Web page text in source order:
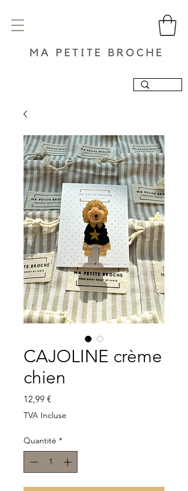
CAJOLINE crème
chien
12,99 €Prix
TVA Incluse
Quantité *